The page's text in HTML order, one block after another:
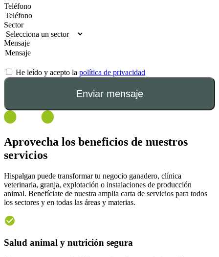
Teléfono
Sector
Mensaje
He leído y acepto la política de privacidad
Enviar mensaje
Aprovecha los beneficios de nuestros
servicios
Hispalgan puede transformar tu negocio ganadero, clínica
veterinaria, granja, explotación o instalaciones de producción
animal. Benefíciate de nuestra amplia carta de servicios para todos
los sectores y en todas las áreas y materias.
Salud animal y nutrición segura